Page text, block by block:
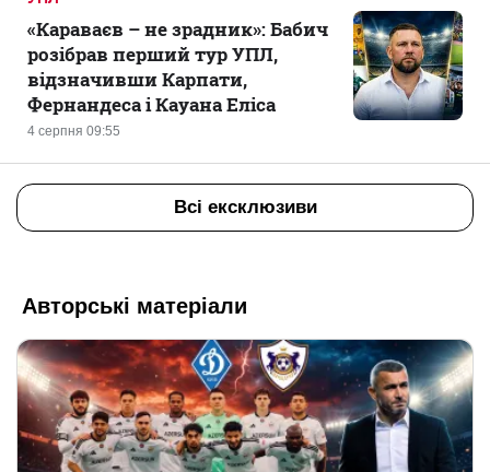
4 серпня 09:55
«Караваєв – не зрадник»: Бабич
розібрав перший тур УПЛ,
відзначивши Карпати,
Фернандеса і Кауана Еліса
Всі ексклюзиви
Авторські матеріали